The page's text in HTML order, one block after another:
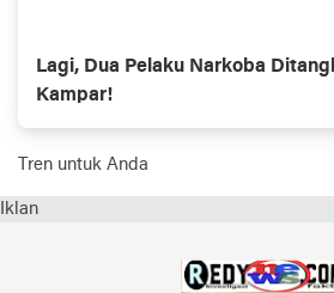
Lagi, Dua Pelaku Narkoba
Kampar!
Tren untuk Anda
Iklan